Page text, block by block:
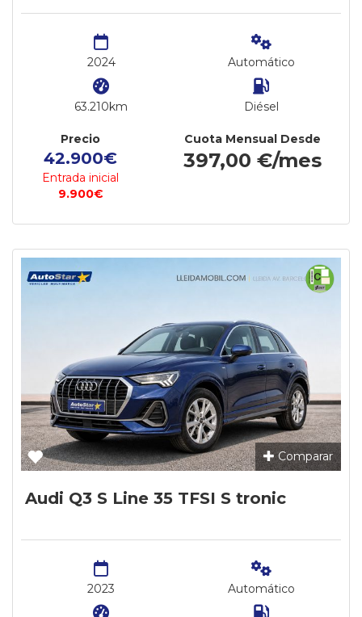
2024
63.210km
Automático
Diésel
Precio
42.900€
Entrada inicial
9.900€
Cuota Mensual Desde
397,00 €/mes
Comparar
Audi Q3 S Line 35 TFSI S tronic
2023 Automático